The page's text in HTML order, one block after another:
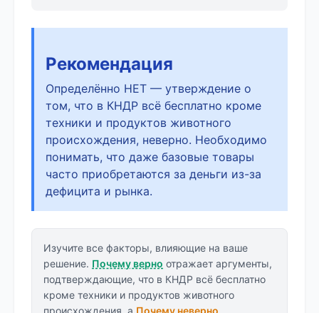
Рекомендация
Определённо НЕТ — утверждение о
том, что в КНДР всё бесплатно кроме
техники и продуктов животного
происхождения, неверно. Необходимо
понимать, что даже базовые товары
часто приобретаются за деньги из-за
дефицита и рынка.
Изучите все факторы, влияющие на ваше
решение. Почему верно отражает аргументы,
подтверждающие, что в КНДР всё бесплатно
кроме техники и продуктов животного
происхождения, а Почему неверно